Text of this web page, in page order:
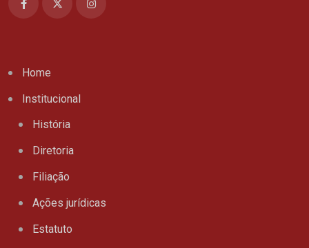
Home
Institucional
História
Diretoria
Filiação
Ações jurídicas
Estatuto